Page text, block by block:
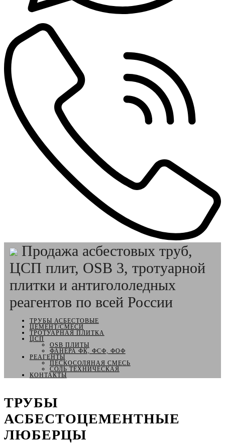
Продажа асбестовых труб,
ЦСП плит, OSB 3, тротуарной
плитки и антигололедных
реагентов по всей России
ТРУБЫ АСБЕСТОВЫЕ
ЦЕМЕНТ/СМЕСИ
ТРОТУАРНАЯ ПЛИТКА
ЦСП
OSB ПЛИТЫ
ФАНЕРА ФК, ФСФ, ФОФ
РЕАГЕНТЫ
ПЕСКОСОЛЯНАЯ СМЕСЬ
СОЛЬ ТЕХНИЧЕСКАЯ
КОНТАКТЫ
ТРУБЫ
АСБЕСТОЦЕМЕНТНЫЕ
ЛЮБЕРЦЫ